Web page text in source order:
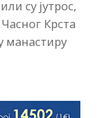
су јутрос,
Крста
манастиру